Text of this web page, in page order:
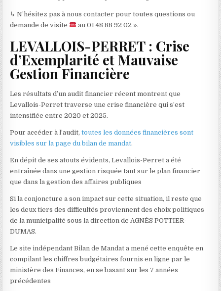
↳ N’hésitez pas à nous contacter pour toutes questions ou
demande de visite
au 01 48 88 92 02 ».
LEVALLOIS-PERRET : Crise
d’Exemplarité et Mauvaise
Gestion Financière
Les résultats d’un audit financier récent montrent que
Levallois-Perret traverse une crise financière qui s’est
intensifiée entre 2020 et 2025.
Pour accéder à l’audit,toutes les données financières sont
visibles sur la page du bilan de mandat.
En dépit de ses atouts évidents, Levallois-Perret a été
entraînée dans une gestion risquée tant sur le plan financier
que dans la gestion des affaires publiques
Si la conjoncture a son impact sur cette situation, il reste que
les deux tiers des difficultés proviennent des choix politiques
de la municipalité sous la direction de AGNÈS POTTIER-
DUMAS.
Le site indépendant Bilan de Mandat a mené cette enquête en
compilant les chiffres budgétaires fournis en ligne par le
ministère des Finances, en se basant sur les 7 années
précédentes